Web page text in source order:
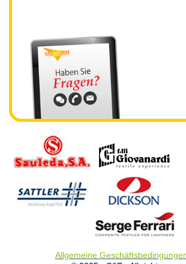
Allgemeine